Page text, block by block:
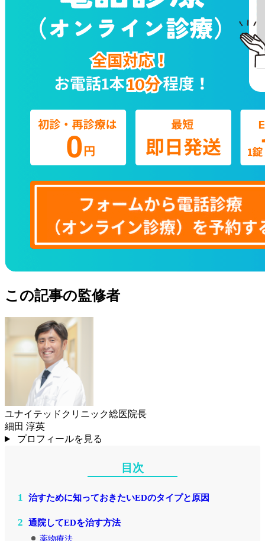
この記事の監修者
ユナイテッドクリニック総医院長
細田 淳英
プロフィールを見る
目次
1 治すために知っておきたいEDのタイプと原因
2 通院してEDを治す方法
薬物療法